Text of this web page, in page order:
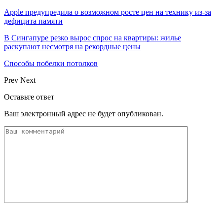
Apple предупредила о возможном росте цен на технику из-за
дефицита памяти
В Сингапуре резко вырос спрос на квартиры: жилье
раскупают несмотря на рекордные цены
Способы побелки потолков
Prev Next
Оставьте ответ
Ваш электронный адрес не будет опубликован.